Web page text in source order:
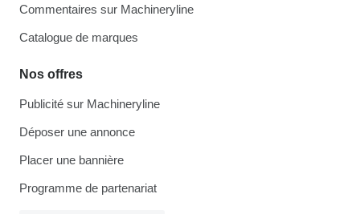
Commentaires sur Machineryline
Catalogue de marques
Nos offres
Publicité sur Machineryline
Déposer une annonce
Placer une bannière
Programme de partenariat